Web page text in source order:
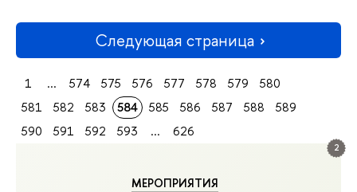
2
МЕРОПРИЯТИЯ
Следующая страница
1 ... 574 575 576 577 578 579
580
581
582 583 584 585 586 587 588
589
590
591 592 593 ... 626